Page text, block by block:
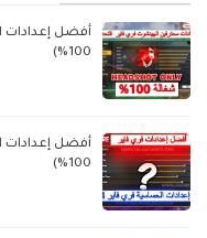
100%)
100%)